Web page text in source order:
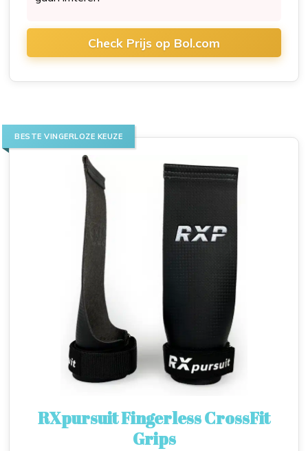
Check Prijs op Bol.com
BESTE VINGERLOZE KEUZE
RXpursuit Fingerless CrossFit
Grips